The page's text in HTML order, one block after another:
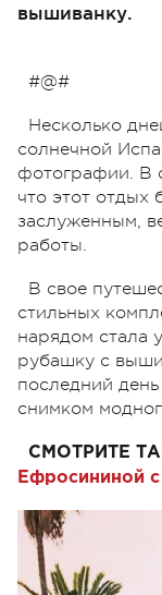
вышиванку.
#@#
Несколько
солнечной
фотографии. В
что этот отдых
заслуженным,
работы.
В свое
стильных
нарядом стала
рубашку с
последний
снимком
СМОТРИТЕ
Ефросининой